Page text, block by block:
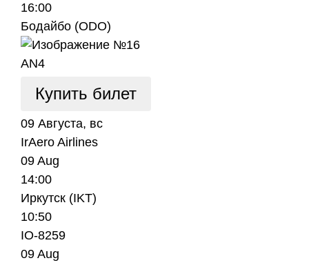
16:00
Бодайбо (ODO)
AN4
Купить билет
09 Августа, вс
IrAero Airlines
09 Aug
14:00
Иркутск (IKT)
10:50
IO-8259
09 Aug